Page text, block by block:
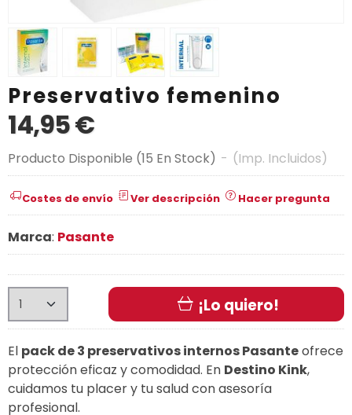
Preservativo femenino
14,95 €
Producto Disponible (15 En Stock) - (Imp. Incluidos)
Costes de envío Ver descripción Hacer pregunta
Marca: Pasante
¡Lo quiero!
El pack de 3 preservativos internos Pasanteofrece
protección eficaz y comodidad. En Destino Kink,
cuidamos tu placer y tu salud con asesoría
profesional.